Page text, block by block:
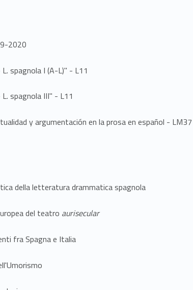
2020
spagnola I (A-L)" - L11
spagnola III" - L11
y argumentación en la prosa en español - LM37
della letteratura drammatica spagnola
del teatro aurisecular
fra Spagna e Italia